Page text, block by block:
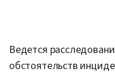
Ведется
обстоятельств